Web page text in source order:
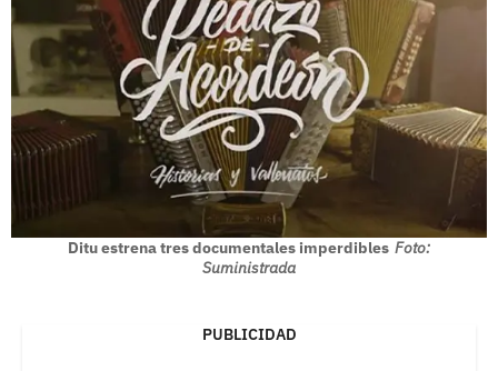
Ditu estrena tres documentales imperdibles Foto:
Suministrada
PUBLICIDAD